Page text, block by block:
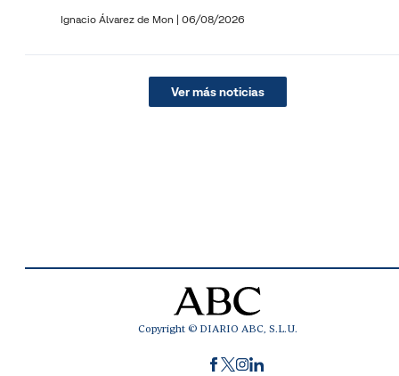
Ignacio Álvarez de Mon | 06/08/2026
Ver más noticias
Copyright © DIARIO ABC, S.L.U.